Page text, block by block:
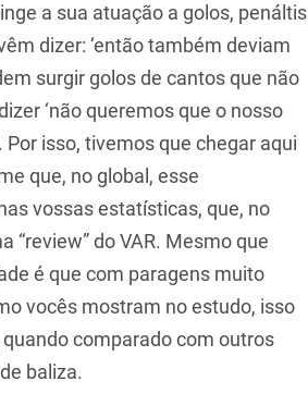
a sua atuação a golos, penáltis
dizer: ‘então também deviam
surgir golos de cantos que não
‘não queremos que o nosso
isso, tivemos que chegar aqui
que, no global, esse
vossas estatísticas, que, no
“review” do VAR. Mesmo que
é que com paragens muito
vocês mostram no estudo, isso
comparado com outros
baliza.